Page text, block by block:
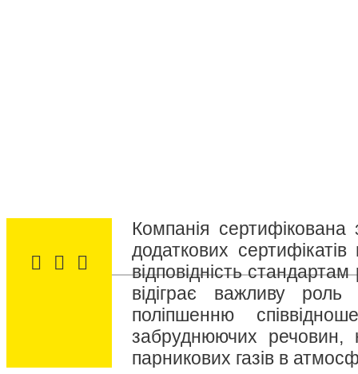
Компанія
додаткових
відповідність
відіграє важливу
поліпшенню
забруднюючих речовин,
парникових газів в